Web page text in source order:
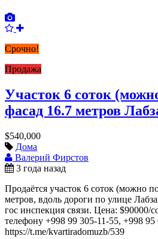
Срочно!
Продажа
Участок 6 соток
фасад 16.7 метров
$540,000
Дома
Валерий Фирстов
3 года назад
Продаётся участок 6 соток (можно
метров, вдоль дороги по улице
гос инспекция связи. Цена: $90000/
телефону +998 99 305-11-55, +998 95
https://t.me/kvartiradomuzb/539